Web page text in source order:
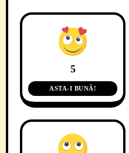
5
ASTA-I BUNĂ!